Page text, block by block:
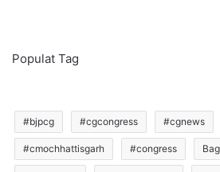
Populat Tag
#bjpcg #cgcongress #cgnews
#cmochhattisgarh #congress